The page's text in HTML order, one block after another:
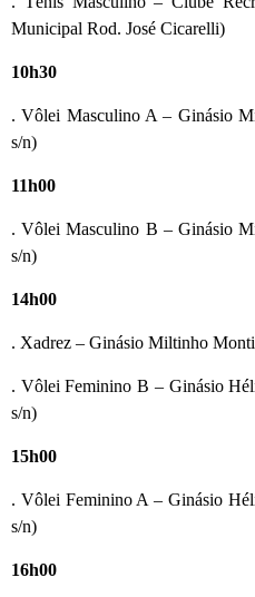
Municipal Rod. José Cicarelli)
10h30
. Vôlei Masculino A – Ginásio
s/n)
11h00
. Vôlei Masculino B – Ginásio
s/n)
14h00
. Xadrez – Ginásio Miltinho
. Vôlei Feminino B – Ginásio
s/n)
15h00
. Vôlei Feminino A – Ginásio
s/n)
16h00